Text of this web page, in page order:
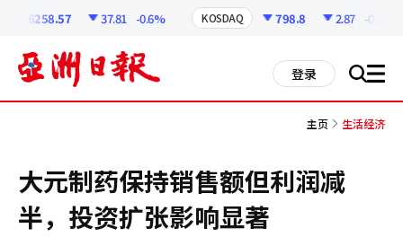
6258.57 37.81 -0.6% KOSDAQ 798.8 2.87 -0.36%
登录 搜 all
主页 生活经济
大元制药保持销售额但利润减
半，投资扩张影响显著